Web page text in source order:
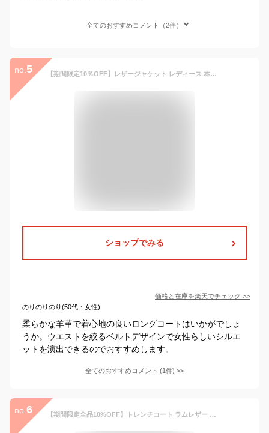
全てのおすすめコメント（2件）
no. 5 【期間限定10％OFF】レザージャケット レディース 本革ジャケット レディース 本革 羊革 レザーコート ロングコートトレンチコート スプリングコート 送料無料
ショップでみる
価格と在庫を楽天でチェック >>
のりのりのり(50代・女性)
柔らかな羊革で着心地の良いロングコートはいかがでしょ
うか。ウエストを絞るベルトデザインで女性らしいシルエ
ットを演出できるのでおすすめします。
全てのおすすめコメント (1件) >
no. 6 【期間限定全品10%OFF】トレンチコート ラムレザー 本革 レディース 冬 ロング ロング丈 チェスターコート ステンカラーコート レザーコート ブラック レディース 本革 コート ラム ラムレザー コート ロングコート 冬 きれいめ ダウン M L XL XXL 3XL 4XL 5XL